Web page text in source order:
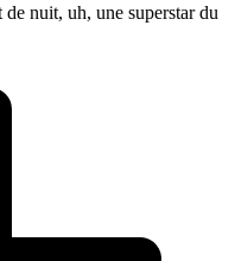
nuit, uh, une superstar du